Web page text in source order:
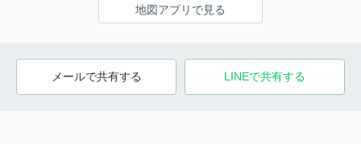
地図アプリで見る
メールで共有する LINEで共有する